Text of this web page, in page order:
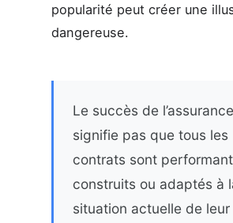
popularité peut créer une
dangereuse.
Le succès de
signifie pas que tous les
contrats sont
construits ou adaptés à
situation actuelle de leur